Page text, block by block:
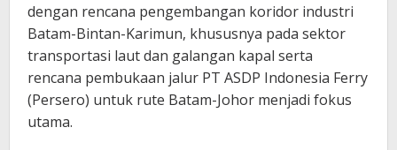
dengan rencana pengembangan koridor industri
Batam-Bintan-Karimun, khususnya pada sektor
transportasi laut dan galangan kapal serta
rencana pembukaan jalur PT ASDP Indonesia Ferry
(Persero) untuk rute Batam-Johor menjadi fokus
utama.